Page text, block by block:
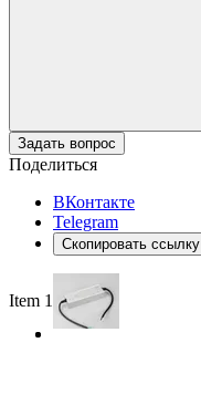
Задать вопрос
Поделиться
ВКонтакте
Telegram
Скопировать ссылку
Item 1 of 2